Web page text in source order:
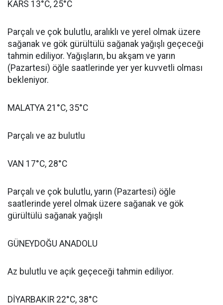
KARS 13°C, 25°C
Parçalı ve çok bulutlu, aralıklı ve yerel olmak üzere
sağanak ve gök gürültülü sağanak yağışlı geçeceği
tahmin ediliyor. Yağışların, bu akşam ve yarın
(Pazartesi) öğle saatlerinde yer yer kuvvetli olması
bekleniyor.
MALATYA 21°C, 35°C
Parçalı ve az bulutlu
VAN 17°C, 28°C
Parçalı ve çok bulutlu, yarın (Pazartesi) öğle
saatlerinde yerel olmak üzere sağanak ve gök
gürültülü sağanak yağışlı
GÜNEYDOĞU ANADOLU
Az bulutlu ve açık geçeceği tahmin ediliyor.
DİYARBAKIR 22°C, 38°C